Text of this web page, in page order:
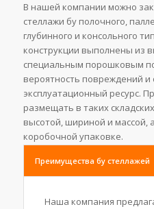
В нашей компании можно
стеллажи бу полочного,
глубинного и консольного
конструкции выполнены из
специальным порошковым
вероятность повреждений
эксплуатационный ресурс.
размещать в таких
высотой, шириной и массой,
коробочной упаковке.
Преимущества бу стеллажей
Наша компания